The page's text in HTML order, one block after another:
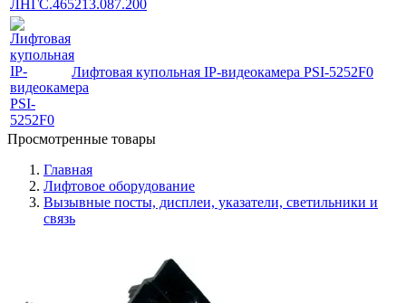
Лифтовая купольная IP-видеокамера PSI-5252F0
Просмотренные товары
Главная
Лифтовое оборудование
Вызывные посты, дисплеи, указатели, светильники и
связь